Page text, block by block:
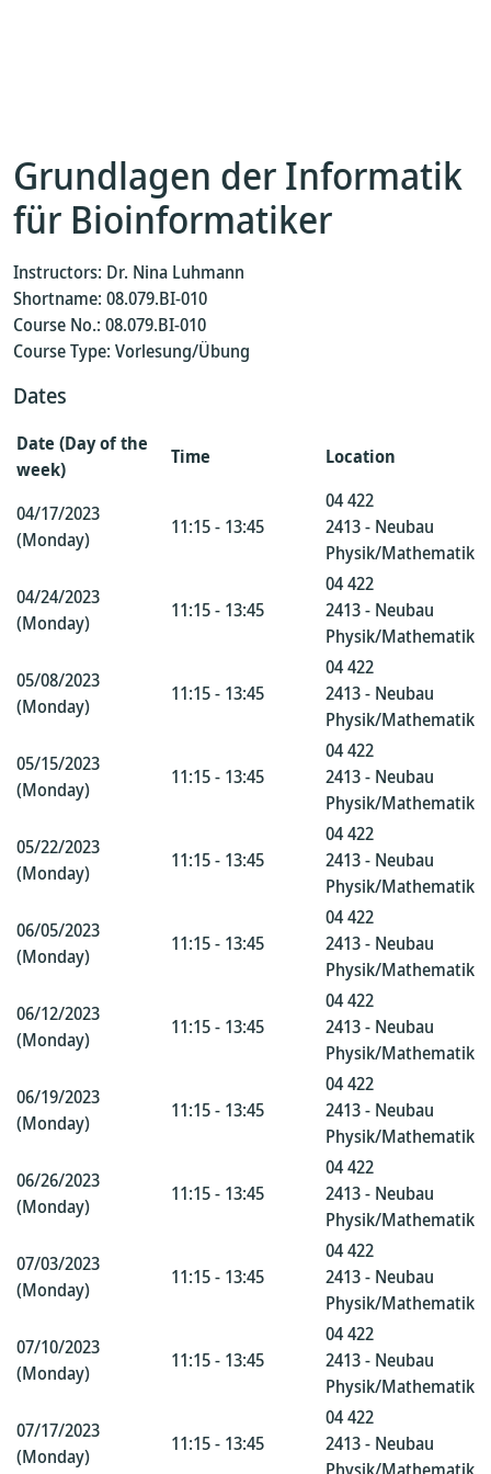
Grundlagen der Informatik
für Bioinformatiker
Instructors: Dr. Nina Luhmann
Shortname: 08.079.BI-010
Course No.: 08.079.BI-010
Course Type: Vorlesung/Übung
Dates
Date (Day of the
week)
Time Location
04/17/2023
(Monday)
11:15 - 13:45
04 422
2413 - Neubau
Physik/Mathematik
04/24/2023
(Monday)
11:15 - 13:45
04 422
2413 - Neubau
Physik/Mathematik
05/08/2023
(Monday)
11:15 - 13:45
04 422
2413 - Neubau
Physik/Mathematik
05/15/2023
(Monday)
11:15 - 13:45
04 422
2413 - Neubau
Physik/Mathematik
05/22/2023
(Monday)
11:15 - 13:45
04 422
2413 - Neubau
Physik/Mathematik
06/05/2023
(Monday)
11:15 - 13:45
04 422
2413 - Neubau
Physik/Mathematik
06/12/2023
(Monday)
11:15 - 13:45
04 422
2413 - Neubau
Physik/Mathematik
06/19/2023
(Monday)
11:15 - 13:45
04 422
2413 - Neubau
Physik/Mathematik
06/26/2023
(Monday)
11:15 - 13:45
04 422
2413 - Neubau
Physik/Mathematik
07/03/2023
(Monday)
11:15 - 13:45
04 422
2413 - Neubau
Physik/Mathematik
07/10/2023
(Monday)
11:15 - 13:45
04 422
2413 - Neubau
Physik/Mathematik
07/17/2023
(Monday)
11:15 - 13:45
04 422
2413 - Neubau